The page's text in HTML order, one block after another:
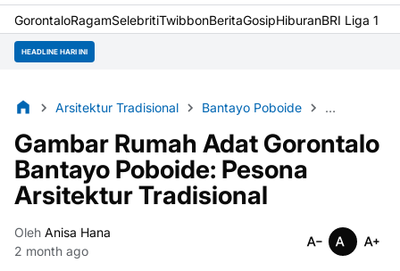
GorontaloRagamSelebritiTwibbonBeritaGosipHiburanBRI Liga 1
HEADLINE HARI INI
Arsitektur Tradisional Bantayo Poboide Budaya
Gambar Rumah Adat Gorontalo
Bantayo Poboide: Pesona
Arsitektur Tradisional
Oleh Anisa Hana
2 month ago